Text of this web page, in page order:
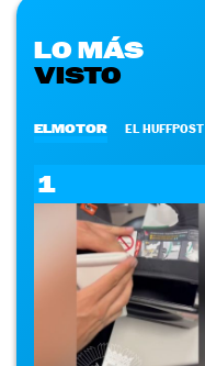
LO MÁS
VISTO
ELMOTOR EL HUFFPOST
1